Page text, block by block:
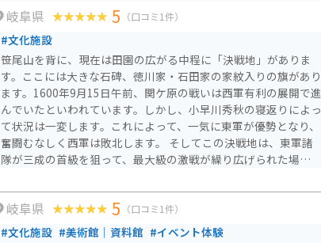
岐阜県 5 （口コミ1件）
#文化施設
笹尾山を背に、現在は田園の広がる中程に「決戦地」がありま
す。ここには大きな石碑、徳川家・石田家の家紋入りの旗があり
ます。1600年9月15日午前、関ケ原の戦いは西軍有利の展開で進
んでいたといわれています。しかし、小早川秀秋の寝返りによっ
て状況は一変します。これによって、一気に東軍が優勢となり、
奮闘むなしく西軍は敗北します。 そしてこの決戦地は、東軍諸
隊が三成の首級を狙って、最大級の激戦が繰り広げられた場所と
と、現在はのどかなこの風景も全く見え方が変わってきます。
岐阜県 5 （口コミ1件）
#文化施設 #美術館｜資料館 #イベント体験